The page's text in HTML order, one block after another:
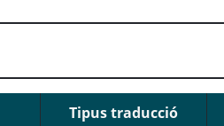
Tipus traducció